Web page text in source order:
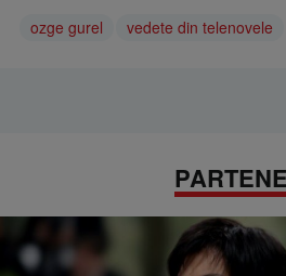
ozge gurel
vedete din telenovele